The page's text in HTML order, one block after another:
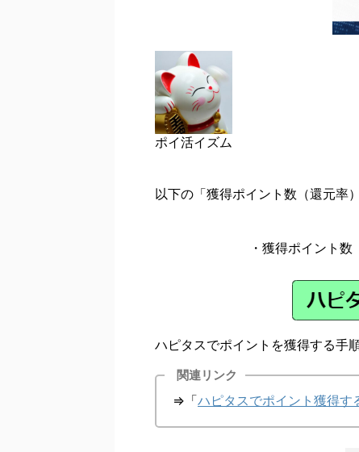
ポイ活イズム
以下の「獲得ポイント数（還元率
・獲得ポイント数
ハピタスでポイントを獲得する手
関連リンク
⇒「ハピタスでポイント獲得す